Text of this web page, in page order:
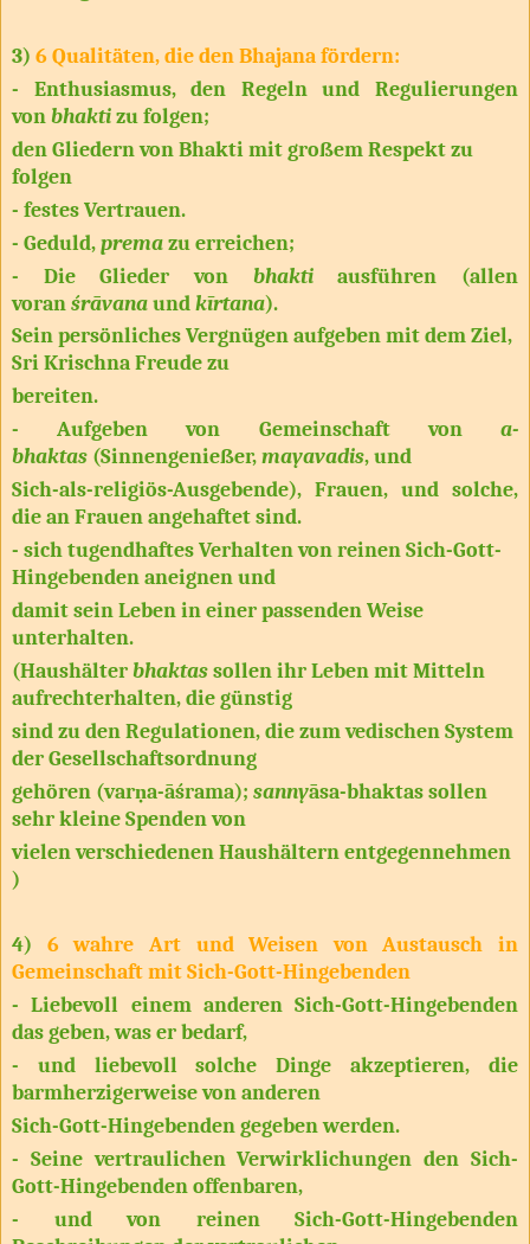
3) 6 Qualitäten, die den Bhajana fördern:
- Enthusiasmus, den Regeln und Regulierungen
vonbhaktizu folgen;
den Gliedern von Bhakti mit großem Respekt zu
folgen
- festes Vertrauen.
- Geduld,premazu erreichen;
- Die Glieder von bhaktiausführen (allen
voranśrāvanaundkīrtana).
Sein persönliches Vergnügen aufgeben mit dem Ziel,
Sri Krischna Freude zu
bereiten.
- Aufgeben von Gemeinschaft von a-
bhaktas (Sinnengenießer,mayavadis, und
Sich-als-religiös-Ausgebende), Frauen, und solche,
die an Frauen angehaftet sind.
- sich tugendhaftes Verhalten von reinen Sich-Gott-
Hingebenden aneignen und
damit sein Leben in einer passenden Weise
unterhalten.
(Haushälterbhaktassollen ihr Leben mit Mitteln
aufrechterhalten, die günstig
sind zu den Regulationen, die zum vedischen System
der Gesellschaftsordnung
gehören (varṇa-āśrama); sannyāsa-bhaktassollen
sehr kleine Spenden von
vielen verschiedenen Haushälternentgegennehmen
)
4) 6 wahre Art und Weisen von Austausch in
Gemeinschaft mit Sich-Gott-Hingebenden
- Liebevoll einem anderen Sich-Gott-Hingebenden
das geben, was er bedarf,
- und liebevoll solche Dinge akzeptieren, die
barmherzigerweise von anderen
Sich-Gott-Hingebenden gegeben werden.
- Seine vertraulichen Verwirklichungen den Sich-
Gott-Hingebenden offenbaren,
- und von reinen Sich-Gott-Hingebenden